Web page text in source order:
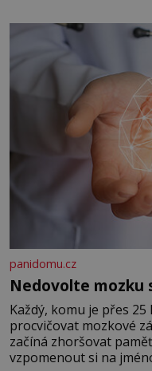
panidomu.cz
Nedovolte mozku
Každý, komu je přes
procvičovat mozkové
začíná zhoršovat
vzpomenout si na